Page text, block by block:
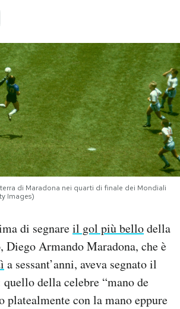
Altrecose
Mondiali calcio 2026
di Maradona nei quarti di finale dei Mondiali
Images)
di segnareil gol più bellodella
Diego Armando Maradona, che è
a sessant’anni, aveva segnato il
della celebre “mano de
platealmente con la mano eppure